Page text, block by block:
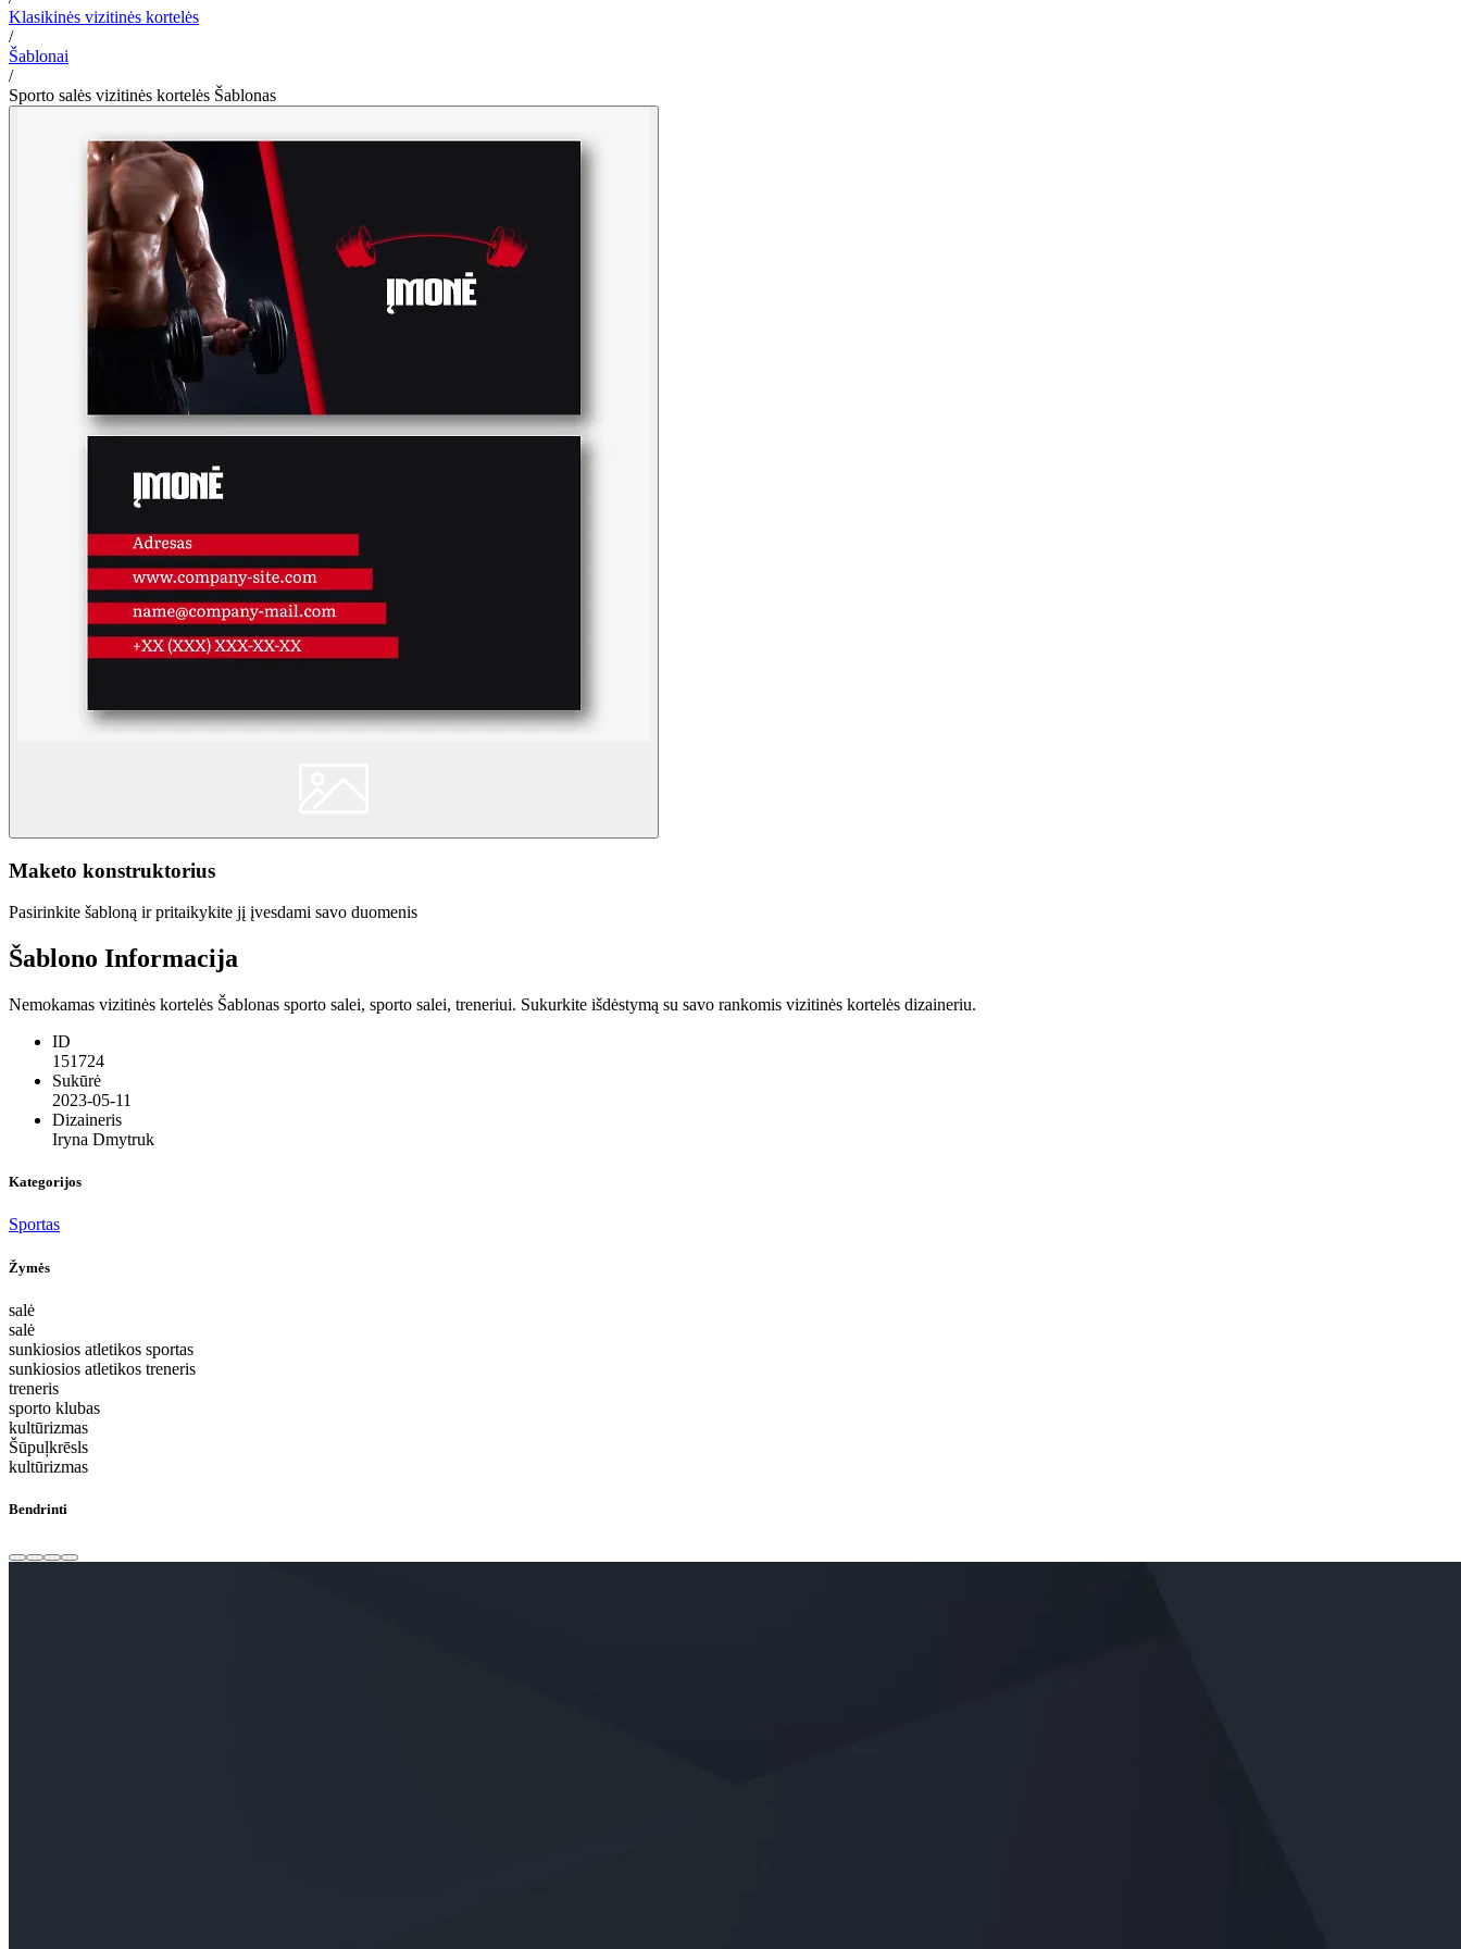
Klasikinės vizitinės kortelės
/
Šablonai
/
Sporto salės vizitinės kortelės Šablonas
Maketo konstruktorius
Pasirinkite šabloną ir pritaikykite jį įvesdami savo duomenis
Šablono Informacija
Nemokamas vizitinės kortelės Šablonas sporto salei, sporto salei, treneriui. Sukurkite išdėstymą su savo rankomis vizitinės kortelės dizaineriu.
ID
151724
Sukūrė
2023-05-11
Dizaineris
Iryna Dmytruk
Kategorijos
Sportas
Žymės
salė
salė
sunkiosios atletikos sportas
sunkiosios atletikos treneris
treneris
sporto klubas
kultūrizmas
Šūpuļkrēsls
kultūrizmas
Bendrinti